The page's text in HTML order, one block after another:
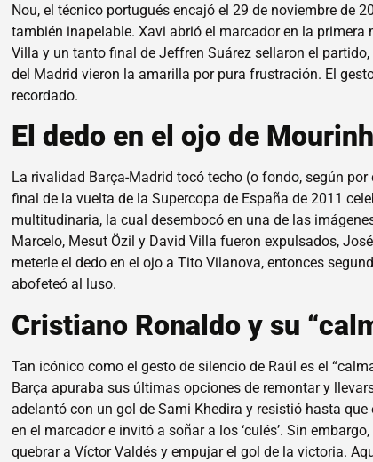
Nou, el técnico portugués encajó el 29 de noviembre de
también inapelable. Xavi abrió el marcador en la
Villa y un tanto final de Jeffren Suárez sellaron el
del Madrid vieron la amarilla por pura frustración. El
recordado.
El dedo en el ojo de
La rivalidad Barça-Madrid tocó techo (o fondo, según
final de la vuelta de la Supercopa de España de 2011
multitudinaria, la cual desembocó en una de las
Marcelo, Mesut Özil y David Villa fueron expulsados,
meterle el dedo en el ojo a Tito Vilanova, entonces
abofeteó al luso.
Cristiano Ronaldo y su
Tan icónico como el gesto de silencio de Raúl es el
Barça apuraba sus últimas opciones de remontar y
adelantó con un gol de Sami Khedira y resistió hasta que
en el marcador e invitó a soñar a los ‘culés’. Sin
quebrar a Víctor Valdés y empujar el gol de la victoria.